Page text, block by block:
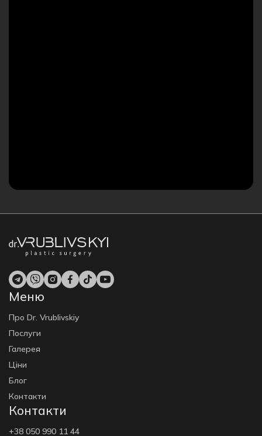
Меню
Про Dr. Vrublivskiy
Послуги
Галерея
Ціни
Блог
Контакти
Контакти
+38 050 990 11 44